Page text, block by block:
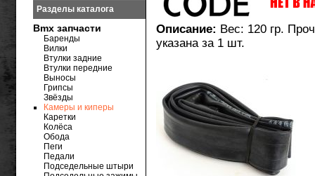
Описание: Вес: 120 гр.
указана за 1 шт.
Разделы каталога
Bmx запчасти
Баренды
Вилки
Втулки задние
Втулки передние
Выносы
Грипсы
Звёзды
Камеры и киперы
Каретки
Колёса
Обода
Пеги
Педали
Подседельные штыри